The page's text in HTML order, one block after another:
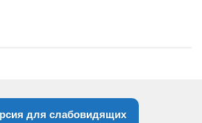
качества
для слабовидящих